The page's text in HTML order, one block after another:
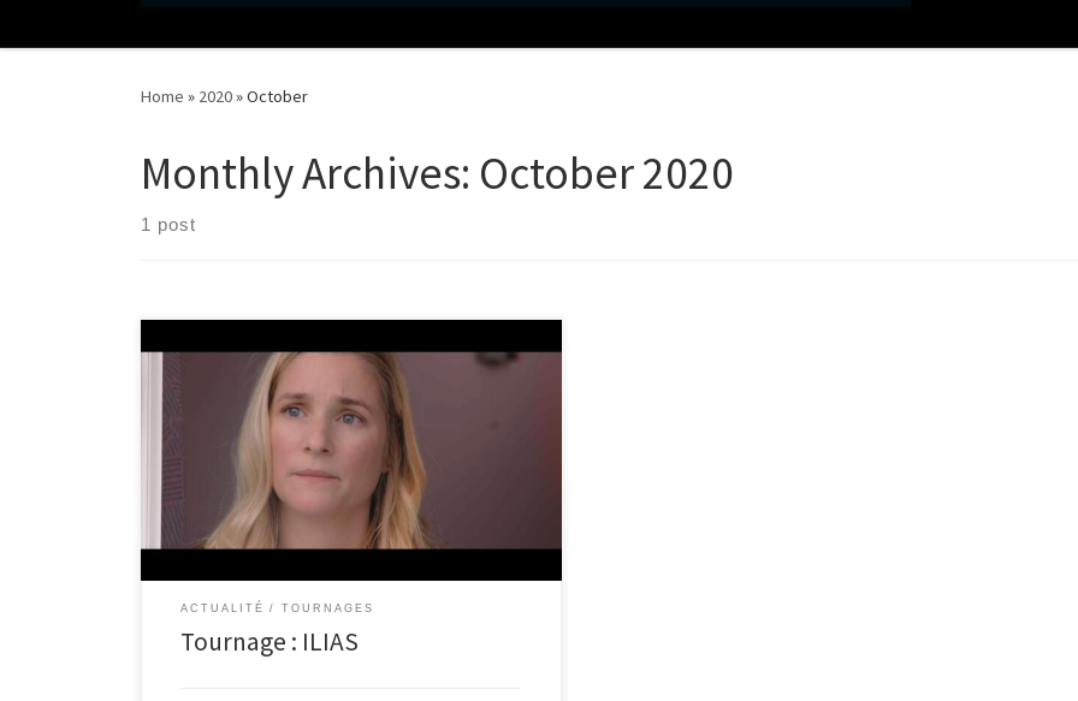
Home » 2020»October
Monthly Archives: October 2020
1 post
Le tournage d’Ilias s’est déroulé du 16 au 21 Octobre
2020, dans les Hauts de France. Ce court-métrage a
été soutenu par Pictanovo dans le cadre du fond
émergence. Natacha Régnier, la grande actrice
césarisée et prix d’interprétation à Cannes, nous a fait
l’extrême honneur d’interpréter le rôle principal.
ACTUALITÉ TOURNAGES
Tournage : ILIAS